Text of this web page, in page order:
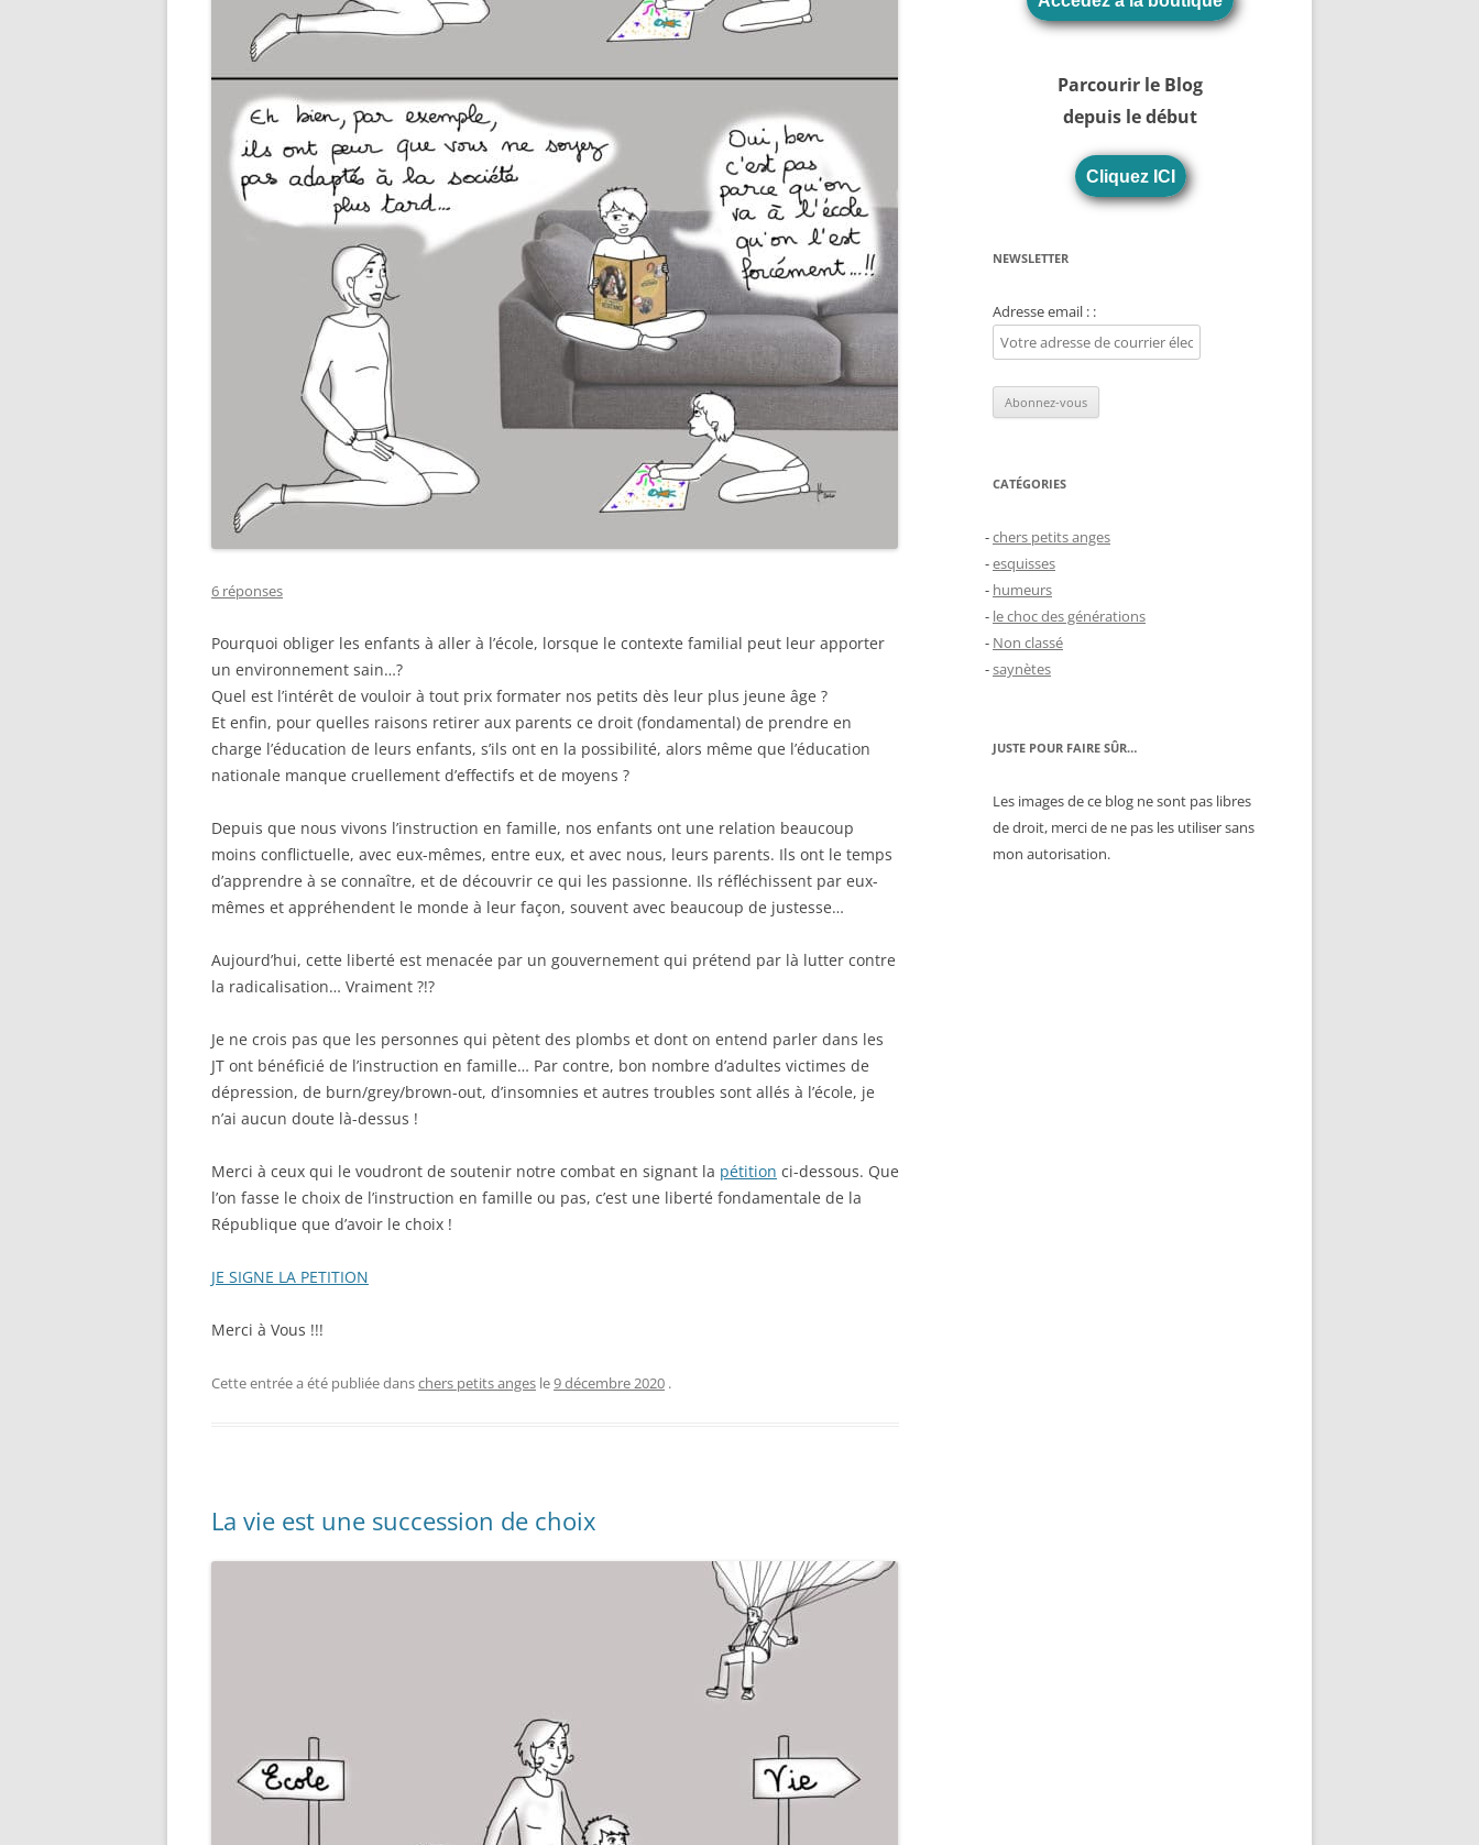
6 réponses
Pourquoi obliger les enfants à aller à l’école, lorsque le contexte familial peut leur apporter
un environnement sain…?
Quel est l’intérêt de vouloir à tout prix formater nos petits dès leur plus jeune âge ?
Et enfin, pour quelles raisons retirer aux parents ce droit (fondamental) de prendre en
charge l’éducation de leurs enfants, s’ils ont en la possibilité, alors même que l’éducation
nationale manque cruellement d’effectifs et de moyens ?
Depuis que nous vivons l’instruction en famille, nos enfants ont une relation beaucoup
moins conflictuelle, avec eux-mêmes, entre eux, et avec nous, leurs parents. Ils ont le temps
d’apprendre à se connaître, et de découvrir ce qui les passionne. Ils réfléchissent par eux-
mêmes et appréhendent le monde à leur façon, souvent avec beaucoup de justesse…
Aujourd’hui, cette liberté est menacée par un gouvernement qui prétend par là lutter contre
la radicalisation… Vraiment ?!?
Je ne crois pas que les personnes qui pètent des plombs et dont on entend parler dans les
JT ont bénéficié de l’instruction en famille… Par contre, bon nombre d’adultes victimes de
dépression, de burn/grey/brown-out, d’insomnies et autres troubles sont allés à l’école, je
n’ai aucun doute là-dessus !
Merci à ceux qui le voudront de soutenir notre combat en signant la pétition ci-dessous. Que
l’on fasse le choix de l’instruction en famille ou pas, c’est une liberté fondamentale de la
République que d’avoir le choix !
JE SIGNE LA PETITION
Merci à Vous !!!
Cette entrée a été publiée danschers petits anges le9 décembre 2020 .
La vie est une succession de choix
Parcourir le Blog
depuis le début
Cliquez ICI
NEWSLETTER
Adresse email : :
CATÉGORIES
chers petits anges
esquisses
humeurs
le choc des générations
Non classé
saynètes
JUSTE POUR FAIRE SÛR…
Les images de ce blog ne sont pas libres
de droit, merci de ne pas les utiliser sans
mon autorisation.